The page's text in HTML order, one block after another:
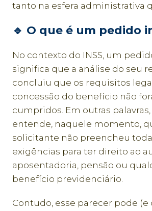
tanto na esfera administrativa
🔹 O que é um pedido
No contexto do INSS, um
significa que a análise do seu
concluiu que os requisitos
concessão do benefício não
cumpridos. Em outras
entende, naquele momento,
solicitante não preencheu
exigências para ter direito ao
aposentadoria, pensão ou
benefício previdenciário.
Contudo, esse parecer pode (e